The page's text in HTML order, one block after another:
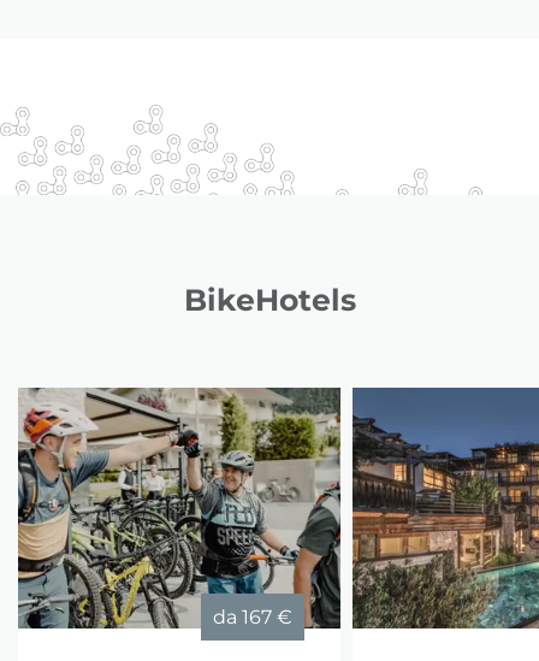
BikeHotels
da 167 €